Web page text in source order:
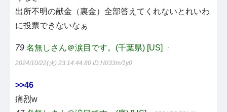
出所不明の献金（裏金）全部答えてくれないとれいわ
に投票できないなぁ
79 名無しさん＠涙目です。(千葉県) [US] ：
2024/10/22(火) 23:14:44.80 ID:H033m/1y0
>>46
痛烈w